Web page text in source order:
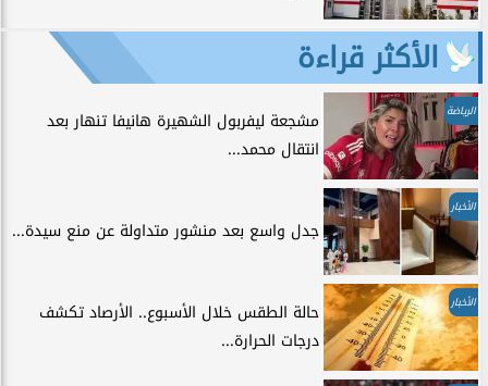
الأكثر قراءة
الرياضة
مشجعة ليفربول الشهيرة هانيفا تنهار بعد
انتقال محمد...
الأخبار
جدل واسع بعد منشور متداولة عن منع سيدة...
الأخبار
حالة الطقس خلال الأسبوع.. الأرصاد تكشف
درجات الحرارة...